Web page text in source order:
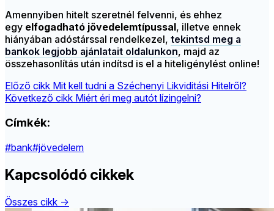
Amennyiben hitelt szeretnél felvenni, és ehhez
egy elfogadható jövedelemtípussal, illetve ennek
hiányában adóstárssal rendelkezel, tekintsd meg a
bankok legjobb ajánlatait oldalunkon, majd az
összehasonlítás után indítsd is el a hiteligénylést online!
Előző cikk Mit kell tudni a Széchenyi Likviditási Hitelről?
Következő cikk Miért éri meg autót lízingelni?
Címkék:
#bank#jövedelem
Kapcsolódó cikkek
Összes cikk →